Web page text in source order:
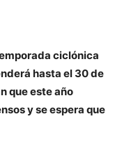
ciclónica
hasta el 30 de
que este año
y se espera que